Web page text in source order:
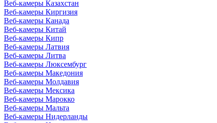
Веб-камеры Казахстан
Веб-камеры Киргизия
Веб-камеры Канада
Веб-камеры Китай
Веб-камеры Кипр
Веб-камеры Латвия
Веб-камеры Литва
Веб-камеры Люксембург
Веб-камеры Македония
Веб-камеры Молдавия
Веб-камеры Мексика
Веб-камеры Марокко
Веб-камеры Мальта
Веб-камеры Нидерланды